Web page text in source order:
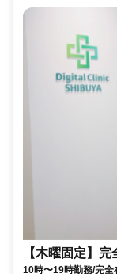
【木曜固定】
10時〜19時勤務/完全